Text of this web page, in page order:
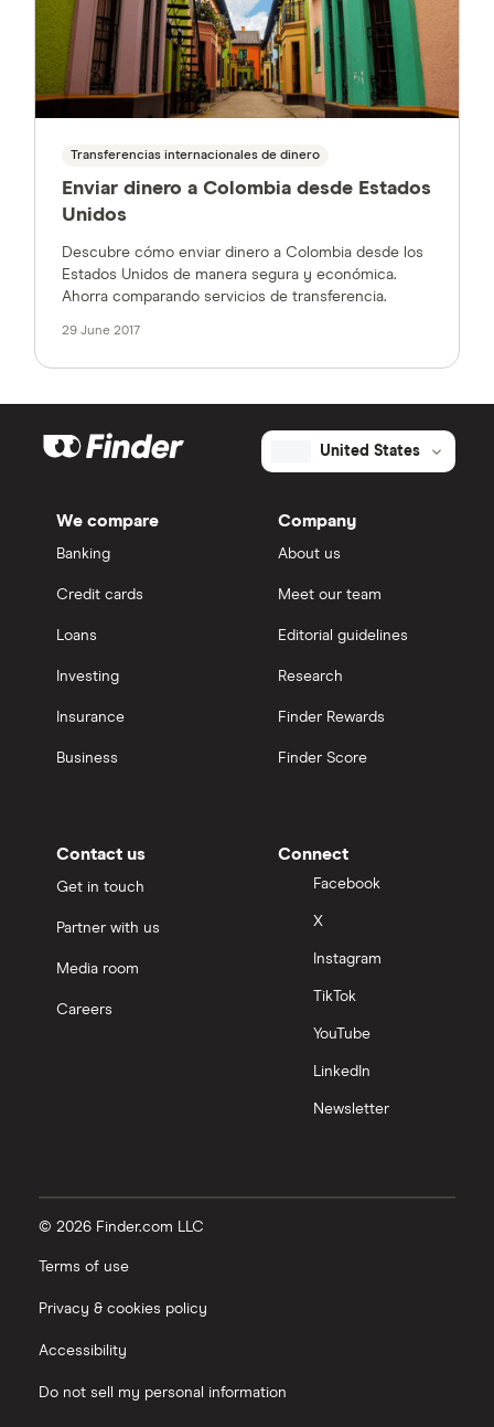
Transferencias internacionales de dinero
Enviar dinero a Colombia desde Estados
Unidos
Descubre cómo enviar dinero a Colombia desde los
Estados Unidos de manera segura y económica.
Ahorra comparando servicios de transferencia.
29 June 2017
United States
We compare
Banking
Credit cards
Loans
Investing
Insurance
Business
Company
About us
Meet our team
Editorial guidelines
Research
Finder Rewards
Finder Score
Contact us
Get in touch
Partner with us
Media room
Careers
Connect
Facebook
X
Instagram
TikTok
YouTube
LinkedIn
Newsletter
© 2026 Finder.com LLC
Terms of use
Privacy & cookies policy
Accessibility
Do not sell my personal information